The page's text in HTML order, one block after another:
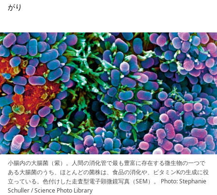
がり
小腸内の大腸菌（紫）。人間の消化管で最も豊富に存在する微生物の一つで
ある大腸菌のうち、ほとんどの菌株は、食品の消化や、ビタミンKの生成に役
立っている。色付けした走査型電子顕微鏡写真（SEM）。 Photo: Stephanie
Schuller / Science Photo Library